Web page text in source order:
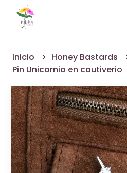
Inicio Honey Bastards
Pin Unicornio en cautiverio